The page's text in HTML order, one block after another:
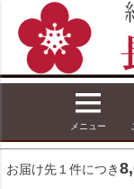
メニュー
お届け先１件につき